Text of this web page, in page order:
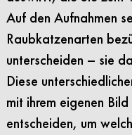
Auf den Aufnahmen
Raubkatzenarten
unterscheiden – sie
Diese
mit ihrem eigenen
entscheiden, um